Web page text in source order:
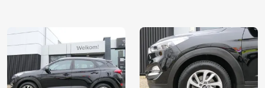
Alarm klasse 1(startblokkering)
Anti Blokkeer Systeem
Anti doorSlip Regeling
Armsteun voor